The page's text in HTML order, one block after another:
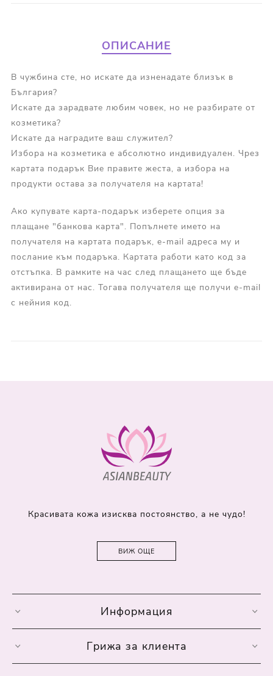
ОПИСАНИЕ
В чужбина сте, но искате да изненадате близък в
България?
Искате да зарадвате любим човек, но не разбирате от
козметика?
Искате да наградите ваш служител?
Избора на козметика е абсолютно индивидуален. Чрез
картата подарък Вие правите жеста, а избора на
продукти остава за получателя на картата!
Ако купувате карта-подарък изберете опция за
плащане "банкова карта". Попълнете името на
получателя на картата подарък, e-mail адреса му и
послание към подаръка. Картата работи като код за
отстъпка. В рамките на час след плащането ще бъде
активирана от нас. Тогава получателя ще получи e-mail
с нейния код.
Красивата кожа изисква постоянство, а не чудо!
ВИЖ ОЩЕ
Информация
Грижа за клиента